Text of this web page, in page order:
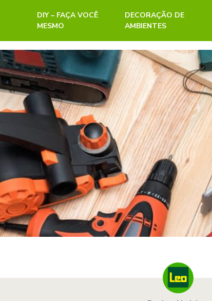
DIY – FAÇA VOCÊ
MESMO
DECORAÇÃO DE
AMBIENTES